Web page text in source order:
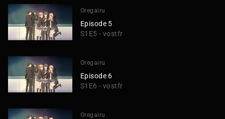
Oregairu
Episode 5
S1E5 - vostfr
Oregairu
Episode 6
S1E6 - vostfr
Oregairu